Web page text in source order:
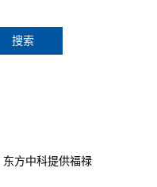
搜索
方中科提供福禄